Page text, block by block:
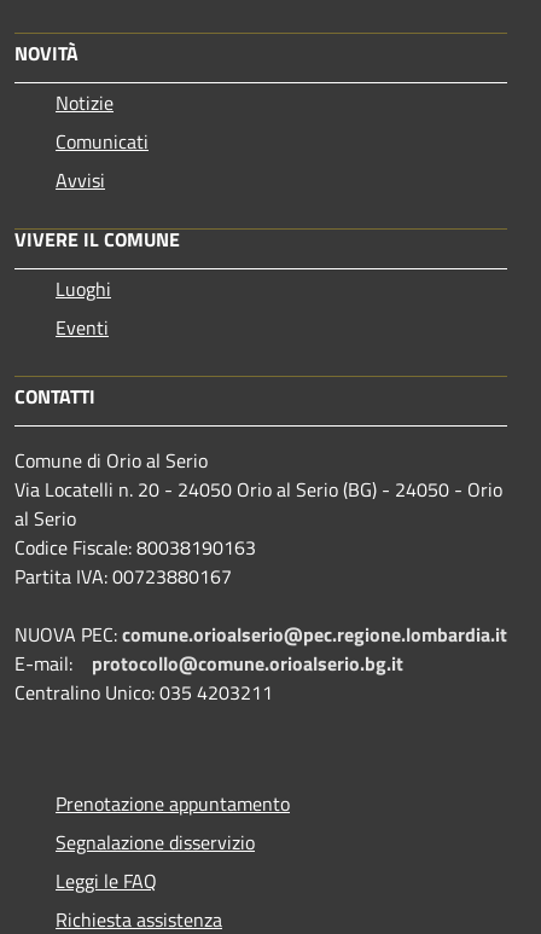
NOVITÀ
Notizie
Comunicati
Avvisi
VIVERE IL COMUNE
Luoghi
Eventi
CONTATTI
Comune di Orio al Serio
Via Locatelli n. 20 - 24050 Orio al Serio (BG) - 24050 - Orio
al Serio
Codice Fiscale: 80038190163
Partita IVA: 00723880167
NUOVA PEC:comune.orioalserio@pec.regione.lombardia.it
E-mail: protocollo@comune.orioalserio.bg.it
Centralino Unico: 035 4203211
Prenotazione appuntamento
Segnalazione disservizio
Leggi le FAQ
Richiesta assistenza